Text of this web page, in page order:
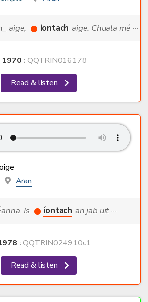
aige, íontach aige. Chuala mé ···
1970 : QQTRIN016178
Read & listen
Aran
Is íontach an jab uit ···
: QQTRIN024910c1
Read & listen